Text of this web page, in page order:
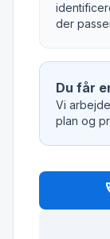
der
Du får
Vi
plan og